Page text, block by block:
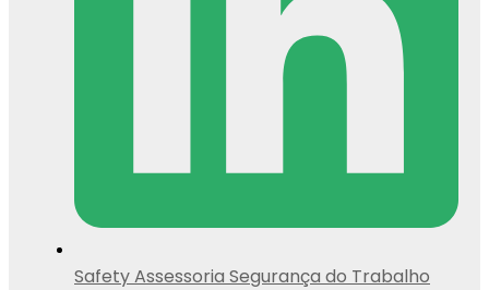
Safety Assessoria Segurança do Trabalho